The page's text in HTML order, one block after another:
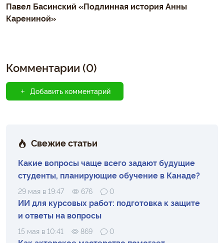
Павел Басинский «Подлинная история Анны
Карениной»
Комментарии (0)
Добавить комментарий
Свежие статьи
Какие вопросы чаще всего задают будущие
студенты, планирующие обучение в Канаде?
29 мая в 19:47 676 0
ИИ для курсовых работ: подготовка к защите
и ответы на вопросы
15 мая в 10:41 869 0